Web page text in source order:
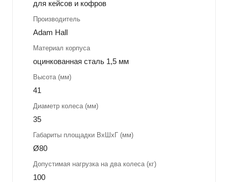
для кейсов и кофров
Производитель
Adam Hall
Материал корпуса
оцинкованная сталь 1,5 мм
Высота (мм)
41
Диаметр колеса (мм)
35
Габариты площадки ВхШхГ (мм)
Ø80
Допустимая нагрузка на два колеса (кг)
100